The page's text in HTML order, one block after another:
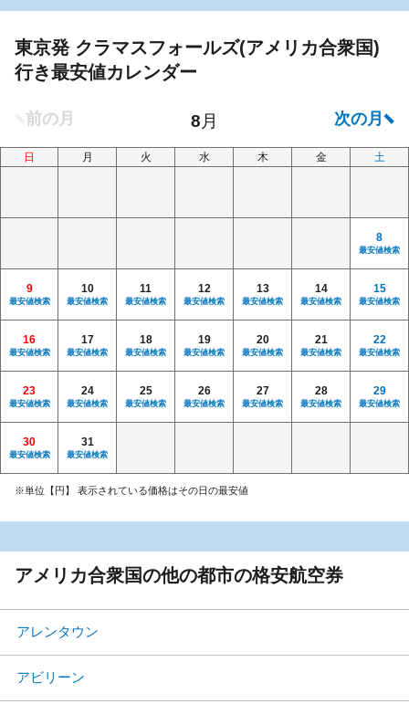
東京発 クラマスフォールズ(アメリカ合衆国)
行き最安値カレンダー
日 月 火 水 木 金 土
8
最安値検索
9
最安値検索
10
最安値検索
11
最安値検索
12
最安値検索
13
最安値検索
14
最安値検索
15
最安値検索
16
最安値検索
17
最安値検索
18
最安値検索
19
最安値検索
20
最安値検索
21
最安値検索
22
最安値検索
23
最安値検索
24
最安値検索
25
最安値検索
26
最安値検索
27
最安値検索
28
最安値検索
29
最安値検索
30
最安値検索
31
最安値検索
※単位【円】 表示されている価格はその日の最安値
アメリカ合衆国の他の都市の格安航空券
アレンタウン
アビリーン